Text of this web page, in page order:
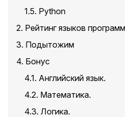
1.5. Python
2. Рейтинг языков
3. Подытожим
4. Бонус
4.1. Английский язык.
4.2. Математика.
4.3. Логика.